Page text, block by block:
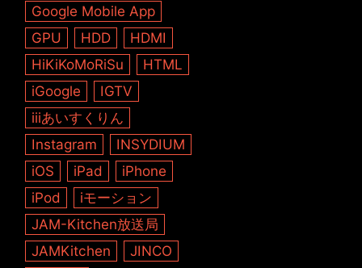
Google Mobile App
GPU
HDD
HDMI
HiKiKoMoRiSu
HTML
iGoogle
IGTV
iiiあいすくりん
Instagram
INSYDIUM
iOS
iPad
iPhone
iPod
iモーション
JAM-Kitchen放送局
JAMKitchen
JINCO